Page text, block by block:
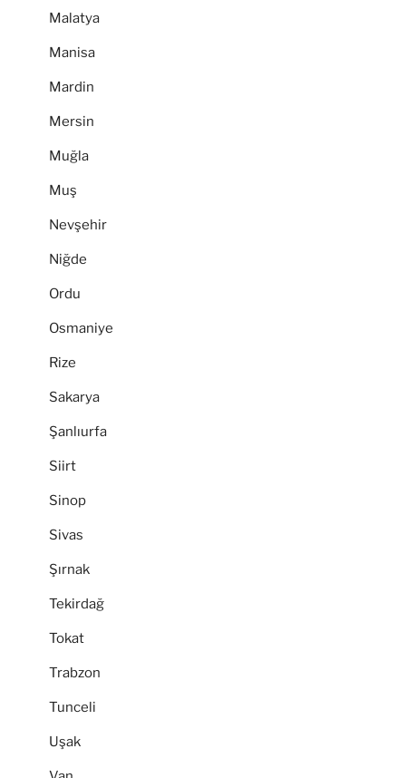
Malatya
Manisa
Mardin
Mersin
Muğla
Muş
Nevşehir
Niğde
Ordu
Osmaniye
Rize
Sakarya
Şanlıurfa
Siirt
Sinop
Sivas
Şırnak
Tekirdağ
Tokat
Trabzon
Tunceli
Uşak